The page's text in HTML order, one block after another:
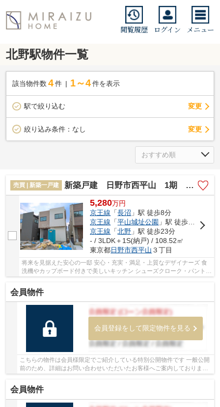
閲覧履歴 ログイン メニュー
北野駅物件一覧
該当物件数 4件 1～4 件を表示
駅で絞り込む 変更
絞り込み条件： なし 変更
売買 | 新築一戸建 新築戸建 日野市西平山 1期 全4棟
5,280万円
京王線 「長沼 」駅 徒歩8分
京王線 「平山城址公園 」駅 徒歩15分
京王線 「北野 」駅 徒歩23分
- / 3LDK＋1S(納戸) / 108.52㎡
東京都日野市西平山 ３丁目
将来を見据えた安心の一邸 安心・充実・満足・上質なデザイナーズ 食
洗機やカップボード付きで美しいキッチン シューズクローク・パントリ
ー収納豊富ですね！
会員物件
会員登録をして限定物件を見る
こちらの物件は会員様限定でご紹介している特別公開物件です 一般公開
前のため、詳細はお問い合わせいただいたお客様へご案内しております
会員物件